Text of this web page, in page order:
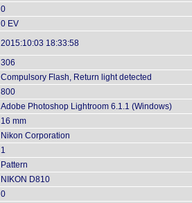
0
0 EV
2015:10:03 18:33:58
306
Compulsory Flash, Return light detected
800
Adobe Photoshop Lightroom 6.1.1 (Windows)
16 mm
Nikon Corporation
1
Pattern
NIKON D810
0